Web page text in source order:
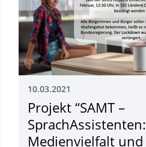
10.03.2021
Projekt “SAMT –
SprachAssistenten:
Medienvielfalt und